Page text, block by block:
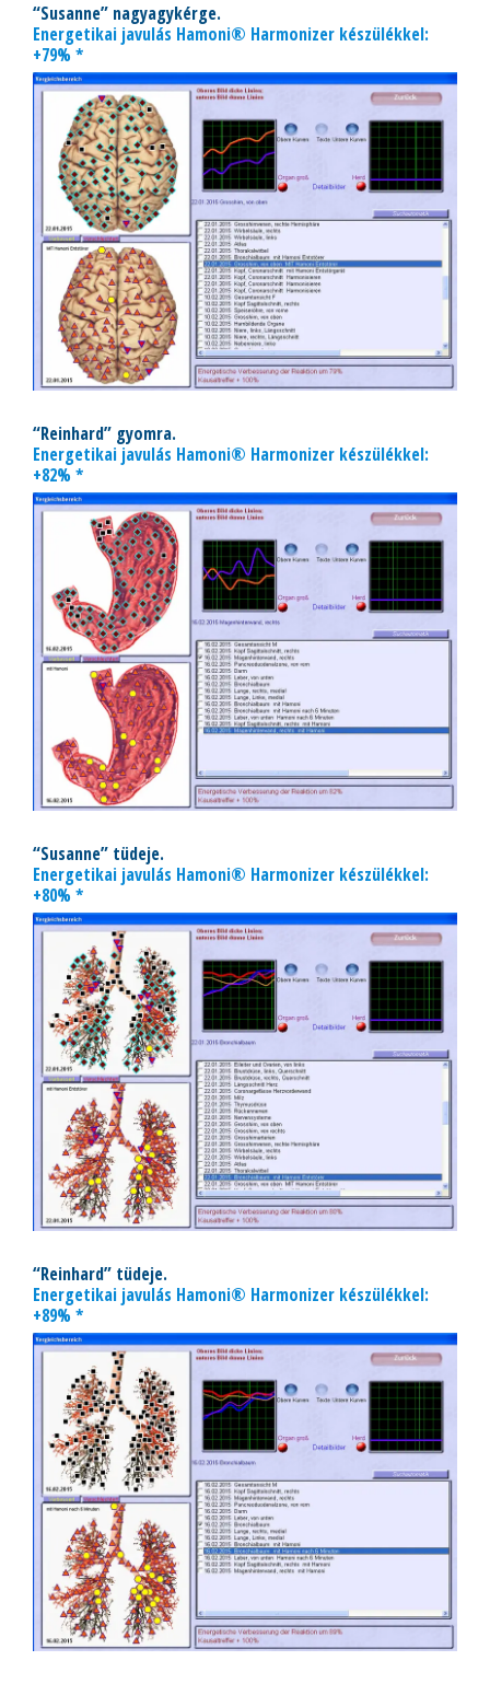
“Susanne” nagyagykérge.
Energetikai javulás Hamoni® Harmonizer készülékkel:
+79% *
“Reinhard” gyomra.
Energetikai javulás Hamoni® Harmonizer készülékkel:
+82% *
“Susanne” tüdeje.
Energetikai javulás Hamoni® Harmonizer készülékkel:
+80% *
“Reinhard” tüdeje.
Energetikai javulás Hamoni® Harmonizer készülékkel:
+89% *